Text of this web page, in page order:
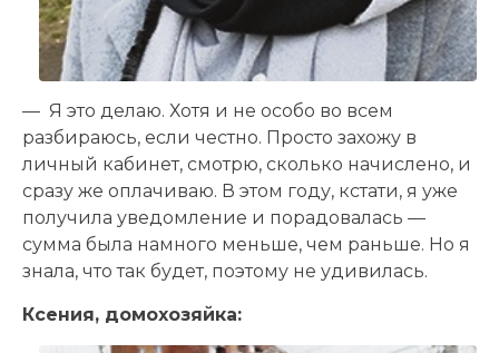
— Я это делаю. Хотя и не особо во всем
разбираюсь, если честно. Просто захожу в
личный кабинет, смотрю, сколько начислено, и
сразу же оплачиваю. В этом году, кстати, я уже
получила уведомление и порадовалась —
сумма была намного меньше, чем раньше. Но я
знала, что так будет, поэтому не удивилась.
Ксения, домохозяйка: